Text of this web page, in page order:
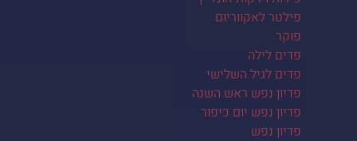
פילטר לאקווריום
פוקר
פדים לילה
פדים לגיל השלישי
פדיון נפש ראש השנה
פדיון נפש יום כיפור
פדיון נפש